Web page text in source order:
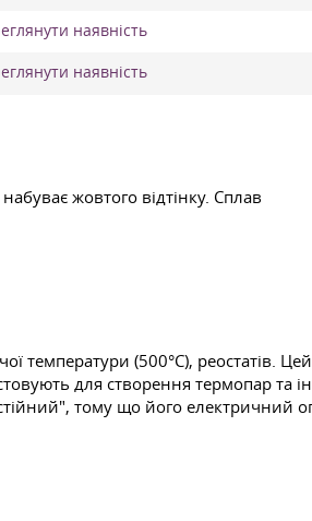
наявність
наявність
жовтого відтінку. Сплав
температури (500°C), реостатів.
для створення термопар та
тому що його електричний